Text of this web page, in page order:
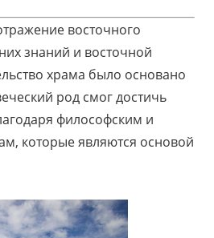
восточного
знаний и восточной
храма было основано
род смог достичь
философским и
которые являются основой